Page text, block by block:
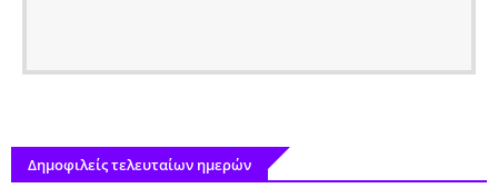
Δημοφιλείς τελευταίων ημερών